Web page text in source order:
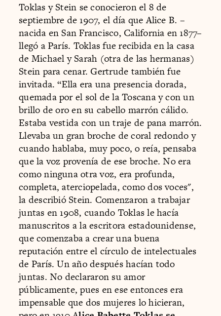
Toklas y Stein se conocieron el 8 de
septiembre de 1907, el día que Alice B. –
nacida en San Francisco, California en 1877–
llegó a París. Toklas fue recibida en la casa
de Michael y Sarah (otra de las hermanas)
Stein para cenar. Gertrude también fue
invitada. “Ella era una presencia dorada,
quemada por el sol de la Toscana y con un
brillo de oro en su cabello marrón cálido.
Estaba vestida con un traje de pana marrón.
Llevaba un gran broche de coral redondo y
cuando hablaba, muy poco, o reía, pensaba
que la voz provenía de ese broche. No era
como ninguna otra voz, era profunda,
completa, aterciopelada, como dos voces",
la describió Stein. Comenzaron a trabajar
juntas en 1908, cuando Toklas le hacía
manuscritos a la escritora estadounidense,
que comenzaba a crear una buena
reputación entre el círculo de intelectuales
de París. Un año después hacían todo
juntas. No declararon su amor
públicamente, pues en ese entonces era
impensable que dos mujeres lo hicieran,